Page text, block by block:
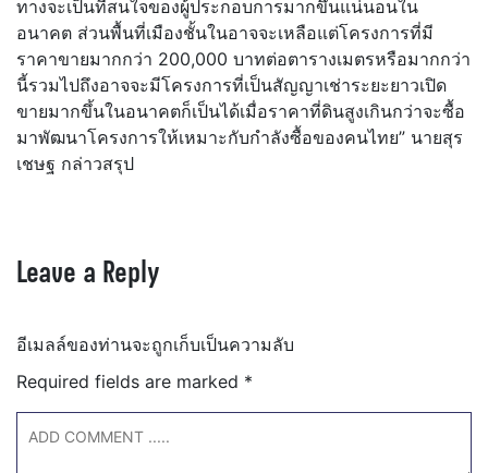
ทางจะเป็นที่สนใจของผู้ประกอบการมากขึ้นแน่นอนใน
อนาคต ส่วนพื้นที่เมืองชั้นในอาจจะเหลือแต่โครงการที่มี
ราคาขายมากกว่า 200,000 บาทต่อตารางเมตรหรือมากกว่า
นี้รวมไปถึงอาจจะมีโครงการที่เป็นสัญญาเช่าระยะยาวเปิด
ขายมากขึ้นในอนาคตก็เป็นได้เมื่อราคาที่ดินสูงเกินกว่าจะซื้อ
มาพัฒนาโครงการให้เหมาะกับกำลังซื้อของคนไทย” นายสุร
เชษฐ กล่าวสรุป
Leave a Reply
อีเมลล์ของท่านจะถูกเก็บเป็นความลับ
Required fields are marked *